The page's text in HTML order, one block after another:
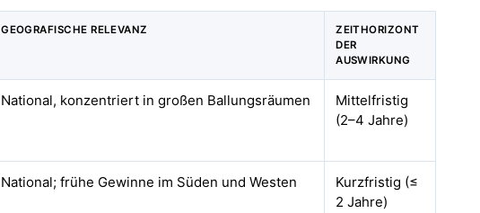
GEOGRAFISCHE RELEVANZ
ZEITHORIZONT
DER
AUSWIRKUNG
National, konzentriert in großen Ballungsräumen
Mittelfristig
(2–4 Jahre)
National; frühe Gewinne im Süden und Westen
Kurzfristig (≤
2 Jahre)